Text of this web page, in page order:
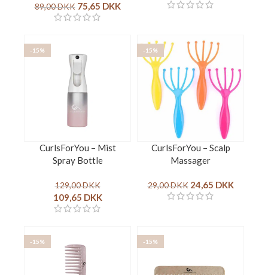
89,00DKK 75,65 DKK
-15%
CurlsForYou – Mist
Spray Bottle
129,00DKK
109,65 DKK
-15%
CurlsForYou – Scalp
Massager
29,00DKK 24,65 DKK
-15% -15%